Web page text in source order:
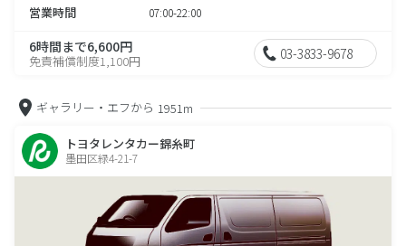
営業時間 07:00-22:00
6時間まで6,600円
免責補償制度1,100円 03-3833-9678
ギャラリー・エフから 1951m
トヨタレンタカー錦糸町
墨田区緑4-21-7